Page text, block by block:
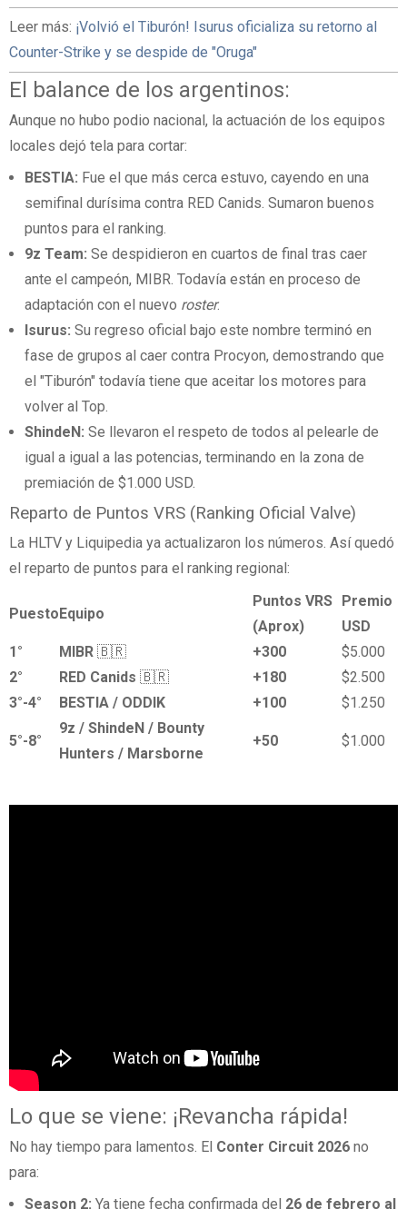
Leer más: ¡Volvió el Tiburón! Isurus oficializa su retorno al
Counter-Strike y se despide de "Oruga"
El balance de los argentinos:
Aunque no hubo podio nacional, la actuación de los equipos
locales dejó tela para cortar:
BESTIA: Fue el que más cerca estuvo, cayendo en una
semifinal durísima contra RED Canids. Sumaron buenos
puntos para el ranking.
9z Team: Se despidieron en cuartos de final tras caer
ante el campeón, MIBR. Todavía están en proceso de
adaptación con el nuevo roster.
Isurus: Su regreso oficial bajo este nombre terminó en
fase de grupos al caer contra Procyon, demostrando que
el "Tiburón" todavía tiene que aceitar los motores para
volver al Top.
ShindeN: Se llevaron el respeto de todos al pelearle de
igual a igual a las potencias, terminando en la zona de
premiación de $1.000 USD.
Reparto de Puntos VRS (Ranking Oficial Valve)
La HLTV y Liquipedia ya actualizaron los números. Así quedó
el reparto de puntos para el ranking regional:
PuestoEquipo
Puntos VRS
(Aprox)
Premio
USD
1°
MIBR 🇧🇷 +300
$5.000
2°
RED Canids 🇧🇷 +180
$2.500
3°-4°
BESTIA / ODDIK +100 $1.250
5°-8°
9z / ShindeN / Bounty
Hunters / Marsborne
+50 $1.000
Lo que se viene: ¡Revancha rápida!
No hay tiempo para lamentos. El Conter Circuit 2026 no
para:
Season 2: Ya tiene fecha confirmada del 26 de febrero al